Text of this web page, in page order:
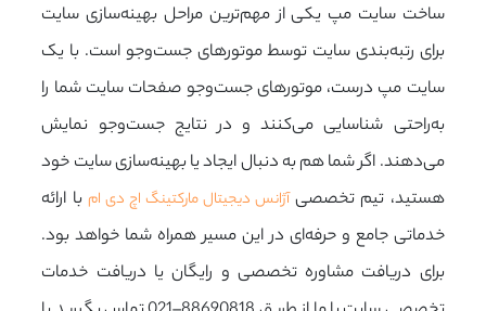
ساخت سایت مپ یکی از مهم‌ترین مراحل بهینه‌سازی سایت
برای رتبه‌بندی سایت توسط موتورهای جست‌وجو است. با یک
سایت مپ درست، موتورهای جست‌وجو صفحات سایت شما را
به‌راحتی شناسایی می‌کنند و در نتایج جست‌وجو نمایش
می‌دهند. اگر شما هم به دنبال ایجاد یا بهینه‌سازی سایت خود
هستید، تیم تخصصیآژانس دیجیتال مارکتینگ اچ دی ام با ارائه
خدماتی جامع و حرفه‌ای در این مسیر همراه شما خواهد بود.
برای دریافت مشاوره تخصصی و رایگان یا دریافت خدمات